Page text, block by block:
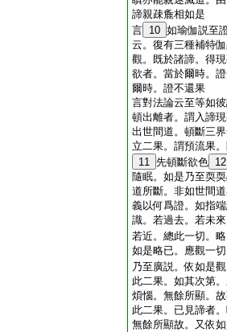
諦親疎麁相如是
言 10 如瑜伽説至
云。復有三種補特
觀。既於諸諦。得
欲者。當於爾時。
爾時。證不還果
言對法論云至等如
頓出離者。謂入諦
出世間道。頓斷三
立二果。謂預流果
11 先頓斷欲色 12
隨眠。如是乃至耎
道所斷。非如世間
義以何爲證。如指
識。若過去。若未
若近。總此一切。
如是略已。應觀一
乃至廣説。依如是
此二果。如其次第
煩惱。無餘所顯。
此二果。已見諦者
無餘所顯故。又依